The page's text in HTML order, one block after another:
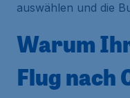
auswählen und die
Warum
Flug nach